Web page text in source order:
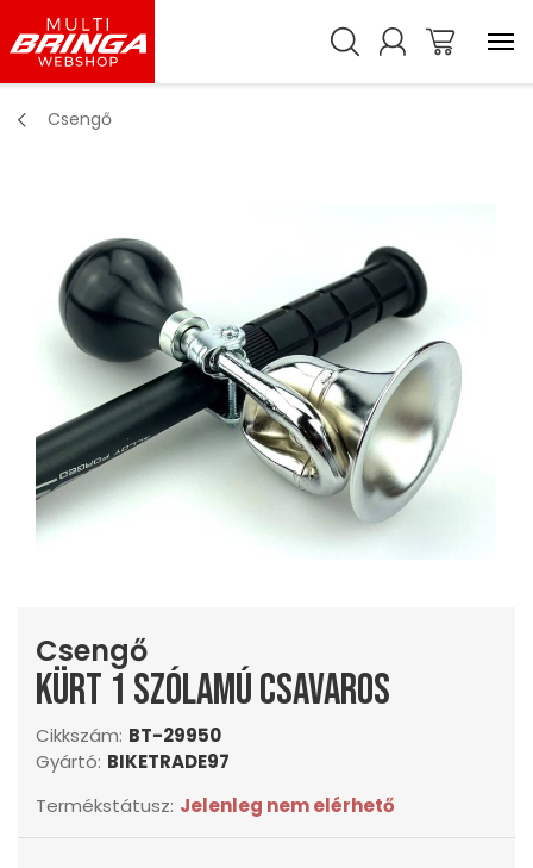
Csengő
Csengő
Kürt 1 szólamú csavaros
Cikkszám: BT-29950
Gyártó: BIKETRADE97
Termékstátusz: Jelenleg nem elérhető